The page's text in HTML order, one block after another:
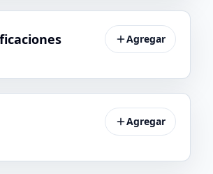
Agregar
Agregar